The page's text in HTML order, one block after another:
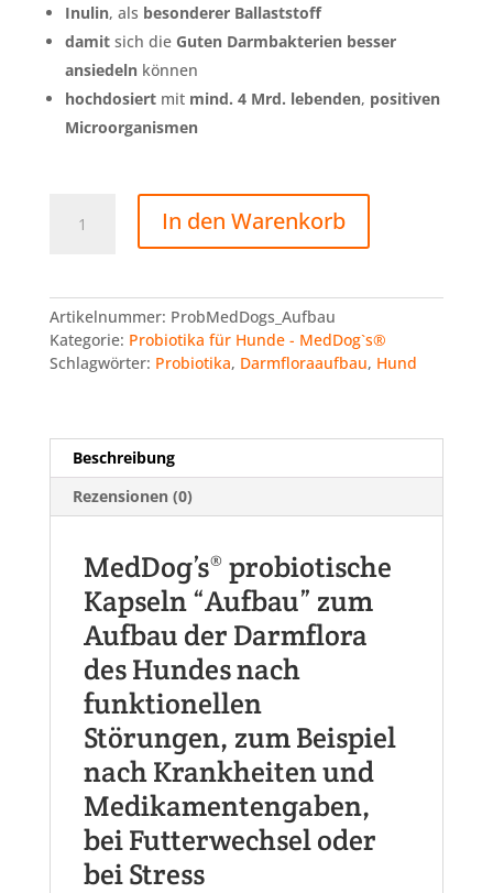
Inulin, als besonderer Ballaststoff
damitsich die Guten Darmbakterien besser
ansiedelnkönnen
hochdosiert mitmind. 4 Mrd. lebenden, positiven
Microorganismen
Probiotika
"Aufbau"
Menge
In den Warenkorb
Artikelnummer: ProbMedDogs_Aufbau
Kategorie: Probiotika für Hunde - MedDog`s®
Schlagwörter: Probiotika, Darmfloraaufbau, Hund
Beschreibung
Rezensionen (0)
MedDog’s® probiotische
Kapseln “Aufbau” zum
Aufbau der Darmflora
des Hundes nach
funktionellen
Störungen, zum Beispiel
nach Krankheiten und
Medikamentengaben,
bei Futterwechsel oder
bei Stress